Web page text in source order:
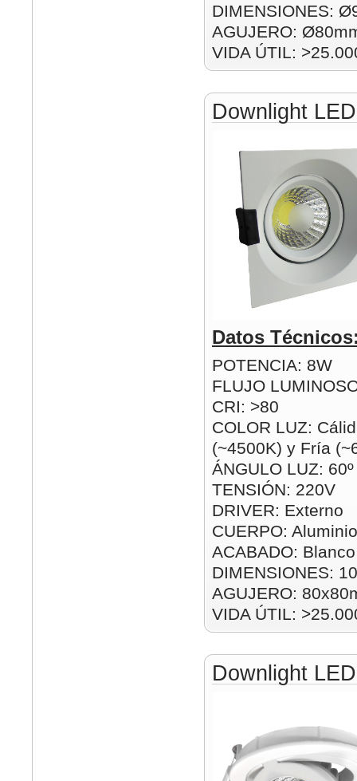
DIMENSIONES:
AGUJERO:
VIDA ÚTIL:
Downlight
Datos
POTENCIA: 8W
FLUJO
CRI: >80
COLOR LUZ:
(~4500K) y Fría
ÁNGULO LUZ: 60º
TENSIÓN: 220V
DRIVER: Externo
CUERPO: Aluminio
ACABADO:
DIMENSIONES:
AGUJERO:
VIDA ÚTIL:
Downlight